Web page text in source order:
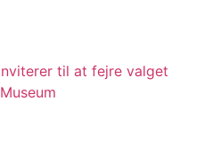
til at fejre valget